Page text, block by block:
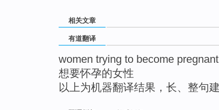
相关文章
有道翻译
women trying to become pregnant
想要怀孕的女性
以上为机器翻译结果，长、整句